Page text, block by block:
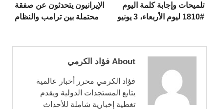
تلميحات وإجابة كلمة اليوم
#1810 ليوم الأربعاء، 3 يونيو
الإيرانيون يتحدثون عن صفقة
محتملة بين ترامب والنظام
About فؤاد الكرمي
فؤاد الكرمي محرر أخبار عالمية
يتابع المستجدات الدولية ويقدم
تغطية إخبارية شاملة للأحداث